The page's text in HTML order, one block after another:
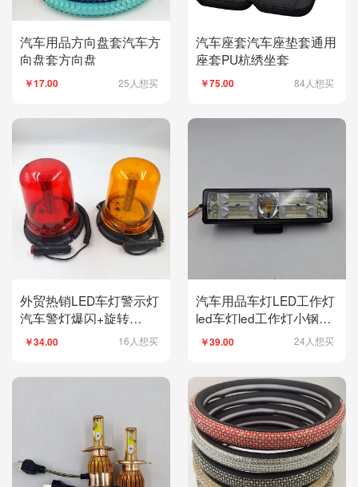
汽车用品方向盘套汽车方
向盘套方向盘
￥17.00 25人想买
汽车座套汽车座垫套通用
座套PU杭绣坐套
￥75.00 84人想买
外贸热销LED车灯警示灯
汽车警灯爆闪+旋转
12V24V通用点烟器款
￥34.00 16人想买
汽车用品车灯LED工作灯
led车灯led工作灯小钢炮
灯大视野灯
￥39.00 24人想买